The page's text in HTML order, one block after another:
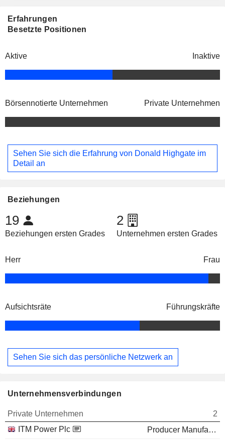
Erfahrungen
Besetzte Positionen
Aktive Inaktive
Börsennotierte Unternehmen Private Unternehmen
Sehen Sie sich die Erfahrung von Donald Highgate im
Detail an
Beziehungen
19
Beziehungen ersten Grades
2
Unternehmen ersten Grades
Herr Frau
Aufsichtsräte Führungskräfte
Sehen Sie sich das persönliche Netzwerk an
Unternehmensverbindungen
Private Unternehmen
2
ITM Power Plc
Producer Manufacturing